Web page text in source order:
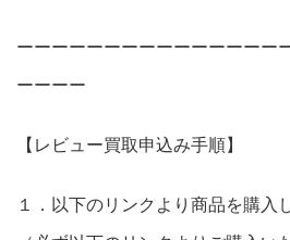
ーーーーーーーーーーーーーーー
ーーーー
【レビュー買取申込み手順】
１．以下のリンクより商品を購入